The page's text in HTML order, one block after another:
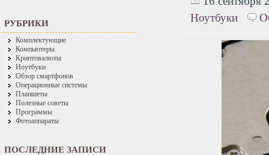
РУБРИКИ
Комплектующие
Компьютеры
Криптовалюты
Ноутбуки
Обзор смартфонов
Операционные системы
Планшеты
Полезные советы
Программы
Фотоаппараты
ПОСЛЕДНИЕ ЗАПИСИ
Ноутбуки